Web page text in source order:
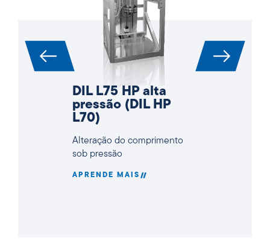
DIL L75 HP alta
pressão (DIL HP
L70)
Alteração do comprimento
sob pressão
APRENDE MAIS